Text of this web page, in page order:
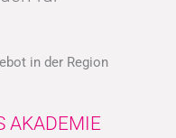
in der Region
AKADEMIE